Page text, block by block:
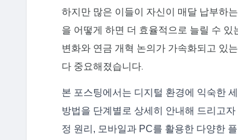
하지만 많은 이들이 자신이 매달 납부하
을 어떻게 하면 더 효율적으로 늘릴 수
변화와 연금 개혁 논의가 가속화되고 있
다 중요해졌습니다.
본 포스팅에서는 디지털 환경에 익숙한
방법을 단계별로 상세히 안내해 드리고
정 원리, 모바일과 PC를 활용한 다양한